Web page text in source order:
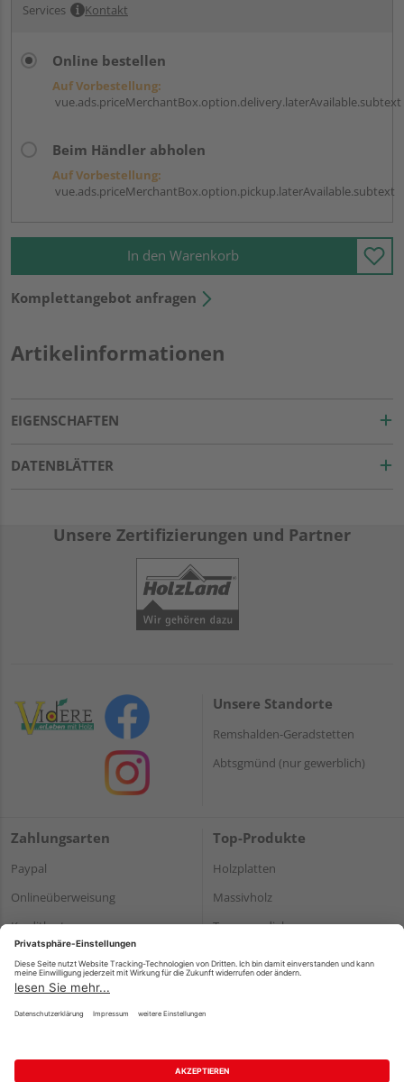
Services Kontakt
Online bestellen
Auf Vorbestellung:
vue.ads.priceMerchantBox.option.delivery.laterAvailable.subtext
Beim Händler abholen
Auf Vorbestellung:
vue.ads.priceMerchantBox.option.pickup.laterAvailable.subtext
In den Warenkorb
Komplettangebot anfragen
Artikelinformationen
EIGENSCHAFTEN
DATENBLÄTTER
Unsere Zertifizierungen und Partner
Unsere Standorte
Remshalden-Geradstetten
Abtsgmünd (nur gewerblich)
Zahlungsarten
Paypal
Onlineüberweisung
Kreditkarte
*Bonität vorausgesetzt
Top-Produkte
Holzplatten
Massivholz
Terrassendielen
Impressum Datenschutz AGB
Barrierefreiheitserklärung